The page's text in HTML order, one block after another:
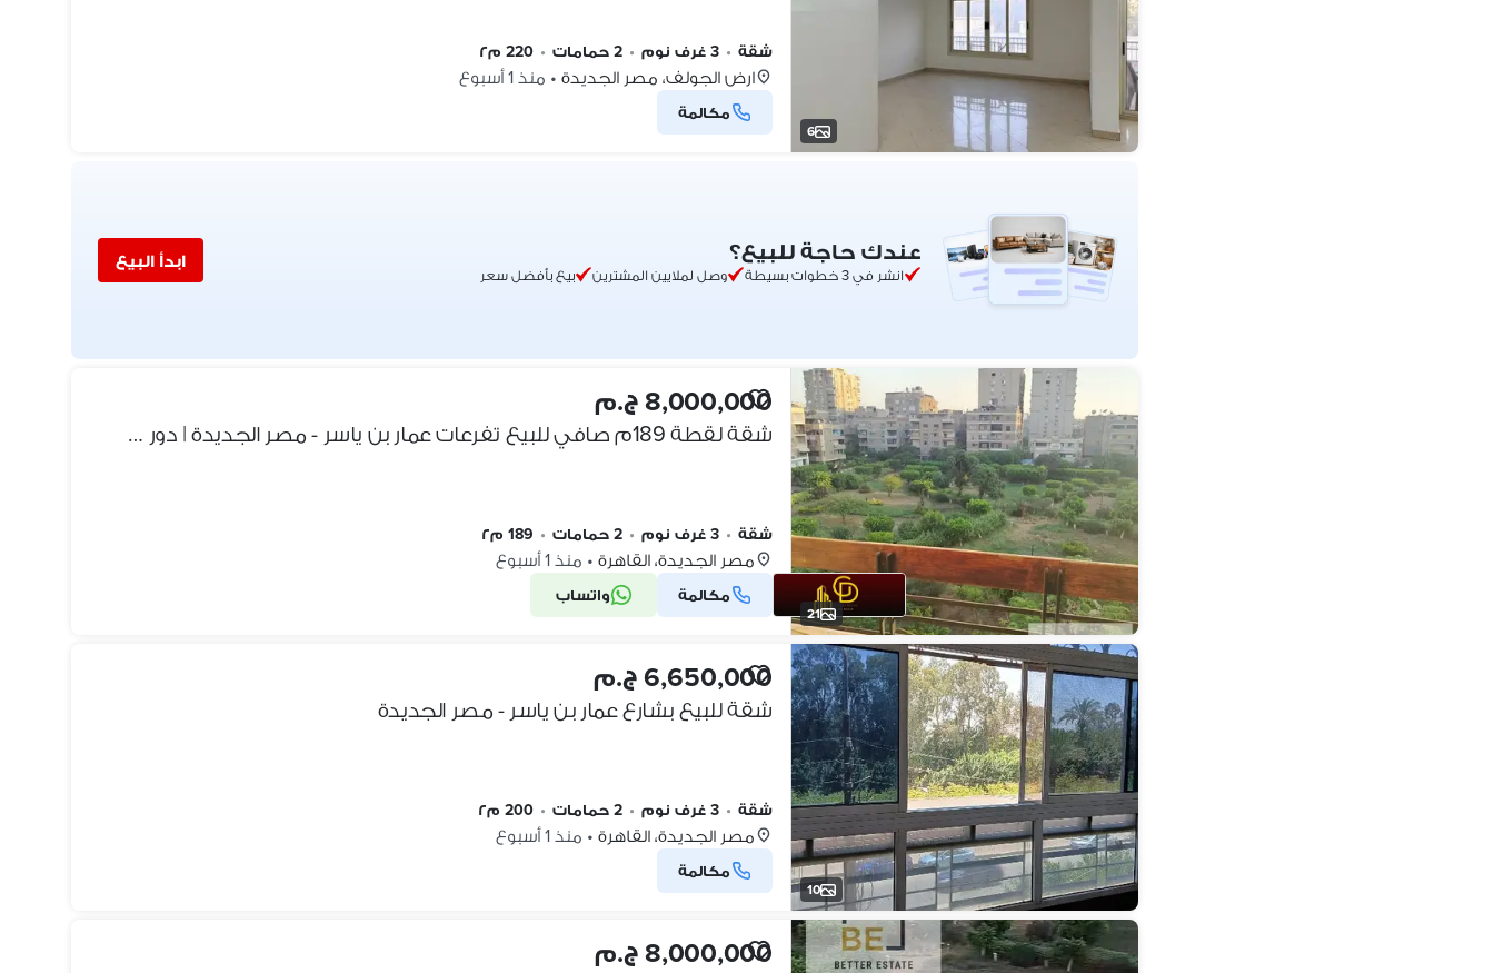
6
شقة • 3 غرف نوم • 2 حمامات • 220 م٢
ارض الجولف، مصر الجديدة • منذ 1 أسبوع
مكالمة
عندك حاجة للبيع؟
انشر في 3 خطوات بسيطة وصل لملايين المشترين بيع بأفضل سعر
ابدأ البيع
21
8,000,000 ج.م
شقة لقطة 189م صافي للبيع تفرعات عمار بن ياسر - مصر الجديدة | دور رابع أمامي بأسانسير على حديقة كبيرة بـ 8 مليون نهائي
شقة • 3 غرف نوم • 2 حمامات • 189 م٢
مصر الجديدة، القاهرة • منذ 1 أسبوع
مكالمة واتساب
10
6,650,000 ج.م
شقة للبيع بشارع عمار بن ياسر - مصر الجديدة
شقة • 3 غرف نوم • 2 حمامات • 200 م٢
مصر الجديدة، القاهرة • منذ 1 أسبوع
مكالمة
8,000,000 ج.م